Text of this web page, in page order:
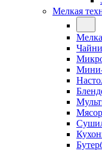
Мелкая